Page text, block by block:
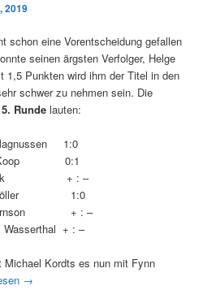
2019
schon eine Vorentscheidung gefallen
seinen ärgsten Verfolger, Helge
1,5 Punkten wird ihm der Titel in den
schwer zu nehmen sein. Die
Runde lauten:
1:0
Koop 0:1
Pollok + : –
Möller 1:0
Björnson + : –
Wasserthal + : –
Michael Kordts es nun mit Fynn
→